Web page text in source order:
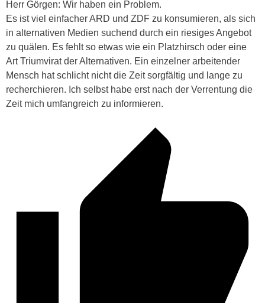
Herr Görgen: Wir haben ein Problem.
Es ist viel einfacher ARD und ZDF zu konsumieren, als sich
in alternativen Medien suchend durch ein riesiges Angebot
zu quälen. Es fehlt so etwas wie ein Platzhirsch oder eine
ArtTriumviratder Alternativen. Ein einzelner arbeitender
Mensch hat schlicht nicht die Zeit sorgfältig und lange zu
recherchieren. Ich selbst habe erst nach der Verrentung die
Zeit mich umfangreich zu informieren.